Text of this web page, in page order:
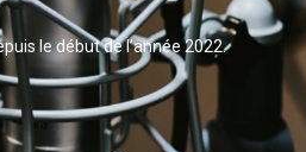
le début de l’année 2022.